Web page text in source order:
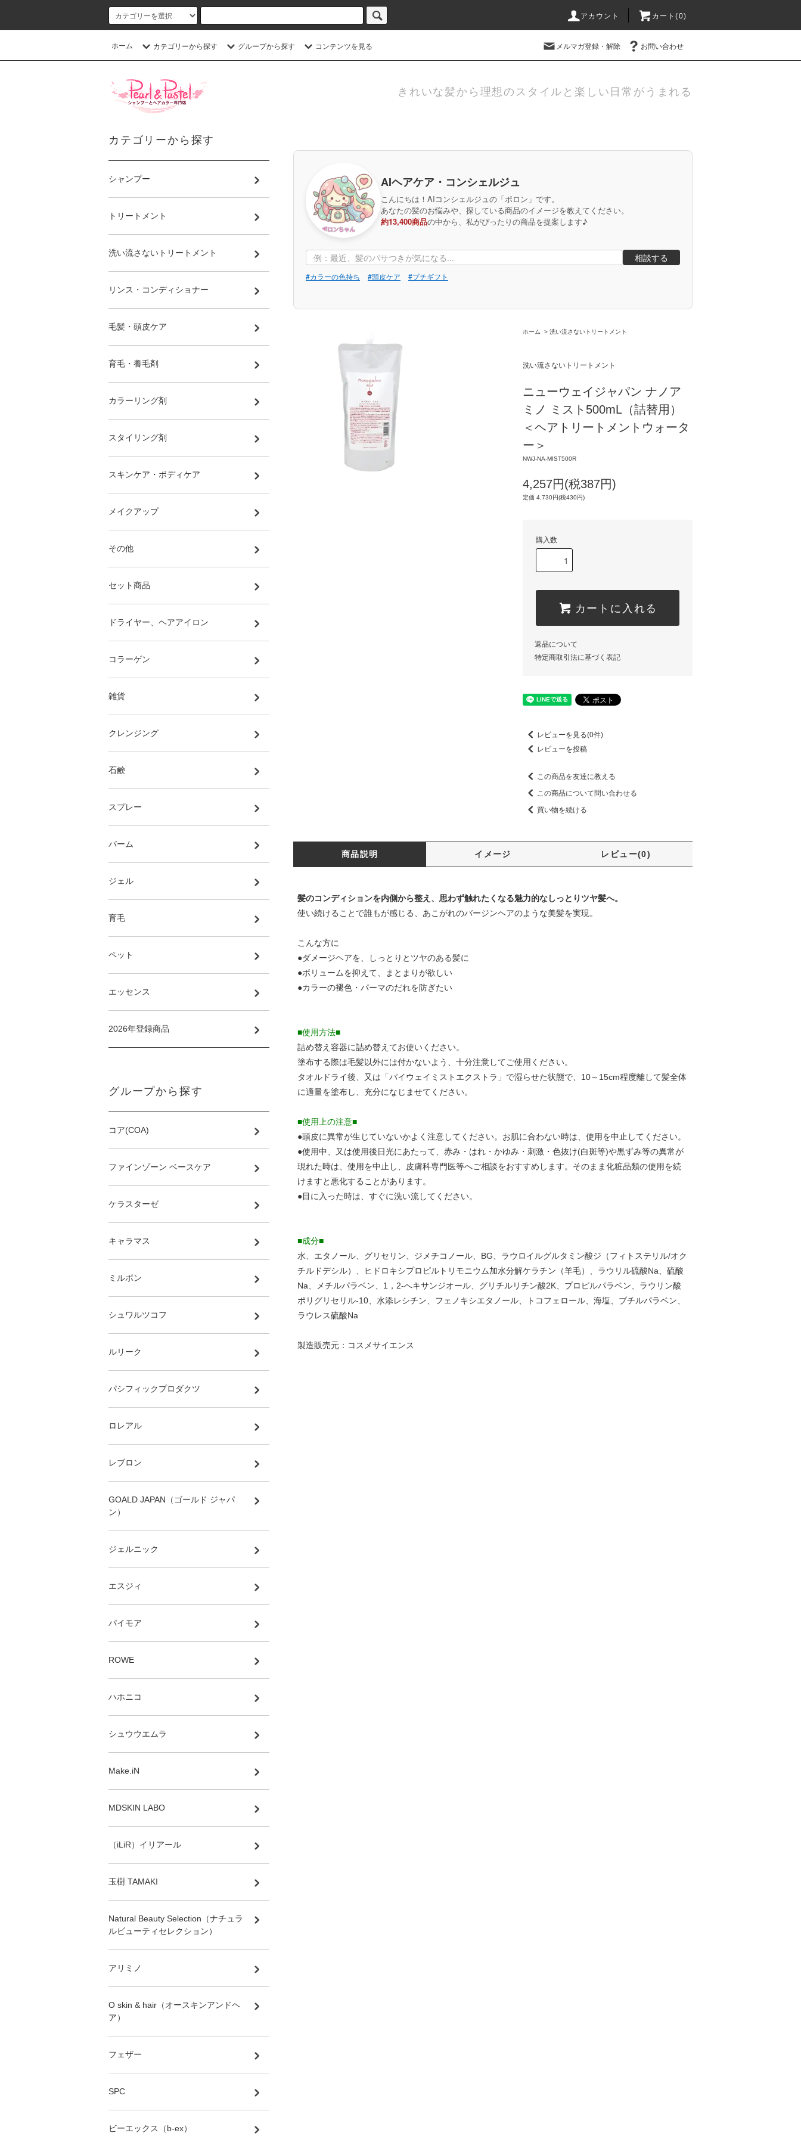
アカウント カート(0)
ホーム カテゴリーから探す グループから探す コンテンツを見る メルマガ登録・解除 お問い合わせ
きれいな髪から理想のスタイルと楽しい日常がうまれる
AIヘアケア・コンシェルジュ
こんにちは！AIコンシェルジュの「ポロン」です。
あなたの髪のお悩みや、探している商品のイメージを教えてください。
約13,400商品の中から、私がぴったりの商品を提案します♪
相談する
#カラーの色持ち #頭皮ケア #プチギフト
ホーム > 洗い流さないトリートメント
洗い流さないトリートメント
ニューウェイジャパン ナノア
ミノ ミスト500mL（詰替用）
＜ヘアトリートメントウォータ
ー＞
NWJ-NA-MIST500R
4,257円(税387円)
定価 4,730円(税430円)
購入数
カートに入れる
返品について
特定商取引法に基づく表記
レビューを見る(0件)
レビューを投稿
この商品を友達に教える
この商品について問い合わせる
買い物を続ける
商品説明 イメージ レビュー(0)
髪のコンディションを内側から整え、思わず触れたくなる魅力的なしっとりツヤ髪へ。
使い続けることで誰もが感じる、あこがれのバージンヘアのような美髪を実現。
こんな方に
●ダメージヘアを、しっとりとツヤのある髪に
●ボリュームを抑えて、まとまりが欲しい
●カラーの褪色・パーマのだれを防ぎたい
■使用方法■
詰め替え容器に詰め替えてお使いください。
塗布する際は毛髪以外には付かないよう、十分注意してご使用ください。
タオルドライ後、又は「パイウェイミストエクストラ」で湿らせた状態で、10～15cm程度離して髪全体
に適量を塗布し、充分になじませてください。
■使用上の注意■
●頭皮に異常が生じていないかよく注意してください。お肌に合わない時は、使用を中止してください。
●使用中、又は使用後日光にあたって、赤み・はれ・かゆみ・刺激・色抜け(白斑等)や黒ずみ等の異常が
現れた時は、使用を中止し、皮膚科専門医等へご相談をおすすめします。そのまま化粧品類の使用を続
けますと悪化することがあります。
●目に入った時は、すぐに洗い流してください。
■成分■
水、エタノール、グリセリン、ジメチコノール、BG、ラウロイルグルタミン酸ジ（フィトステリル/オク
チルドデシル）、ヒドロキシプロピルトリモニウム加水分解ケラチン（羊毛）、ラウリル硫酸Na、硫酸
Na、メチルパラベン、1，2-へキサンジオール、グリチルリチン酸2K、プロピルパラベン、ラウリン酸
ポリグリセリル-10、水添レシチン、フェノキシエタノール、トコフェロール、海塩、ブチルパラベン、
ラウレス硫酸Na
製造販売元：コスメサイエンス
カテゴリーから探す
シャンプー
トリートメント
洗い流さないトリートメント
リンス・コンディショナー
毛髪・頭皮ケア
育毛・養毛剤
カラーリング剤
スタイリング剤
スキンケア・ボディケア
メイクアップ
その他
セット商品
ドライヤー、ヘアアイロン
コラーゲン
雑貨
クレンジング
石鹸
スプレー
バーム
ジェル
育毛
ペット
エッセンス
2026年登録商品
グループから探す
コア(COA)
ファインゾーン ベースケア
ケラスターゼ
キャラマス
ミルボン
シュワルツコフ
ルリーク
パシフィックプロダクツ
ロレアル
レブロン
GOALD JAPAN（ゴールド ジャパ
ン）
ジェルニック
エスジィ
パイモア
ROWE
ハホニコ
シュウウエムラ
Make.iN
MDSKIN LABO
（iLiR）イリアール
玉樹 TAMAKI
Natural Beauty Selection（ナチュラ
ルビューティセレクション）
アリミノ
O skin & hair（オースキンアンドヘ
ア）
フェザー
SPC
ビーエックス（b-ex）